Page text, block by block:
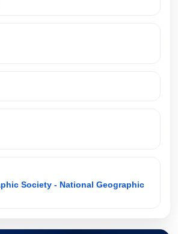
Society - National Geographic